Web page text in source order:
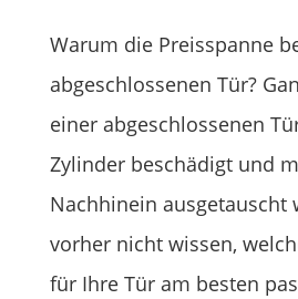
Warum die Preisspanne
abgeschlossenen Tür?
einer abgeschlossenen
Zylinder beschädigt und
Nachhinein ausgetauscht
vorher nicht wissen,
für Ihre Tür am besten